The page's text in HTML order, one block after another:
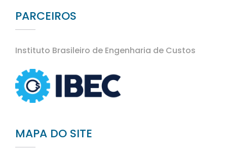
PARCEIROS
Instituto Brasileiro de Engenharia de Custos
MAPA DO SITE